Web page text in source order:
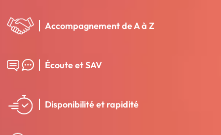
Accompagnement de A à Z
Écoute et SAV
Disponibilité et rapidité